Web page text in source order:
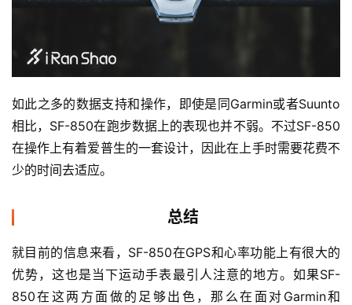
如此之多的数据支持和操作，即使是同Garmin或者Suunto
相比，SF-850在跑步数据上的表现也并不弱。不过SF-850
在操作上有着爱普生的一套设计，因此在上手时需要花费不
少的时间去适应。
总结
就目前的信息来看，SF-850在GPS和心率功能上有很大的
优势，这也是当下运动手表最引人注意的地方。如果SF-
850在这两方面做的足够出色，那么在面对Garmin和